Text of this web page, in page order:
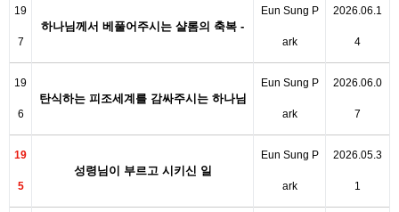
19
7
하나님께서 베풀어주시는 샬롬의 축복 -
Eun Sung P
ark
2026.06.1
4
19
6
탄식하는 피조세계를 감싸주시는 하나님
Eun Sung P
ark
2026.06.0
7
19
5
성령님이 부르고 시키신 일
Eun Sung P
ark
2026.05.3
1